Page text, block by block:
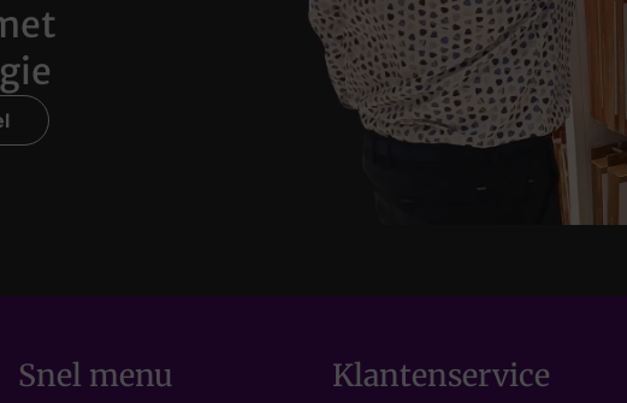
Snel menu Klantenservice